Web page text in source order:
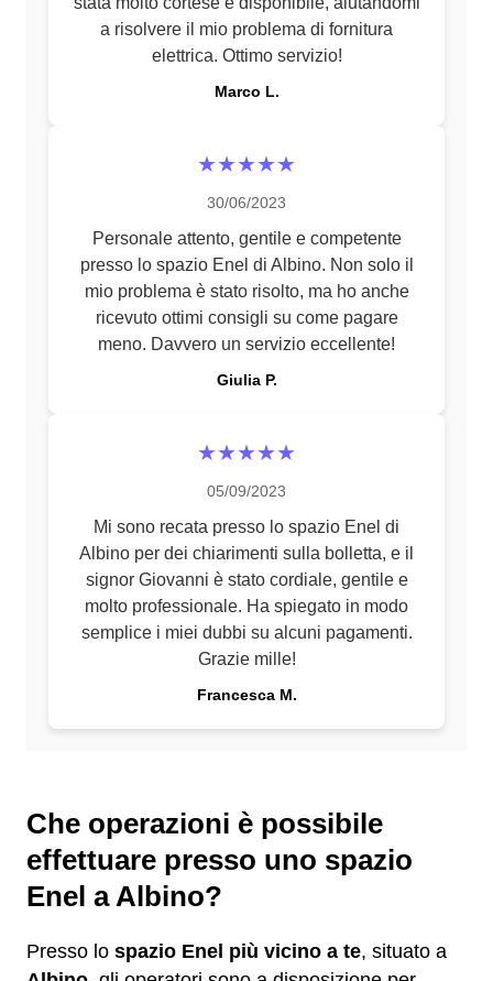
a risolvere il mio problema di fornitura
elettrica. Ottimo servizio!
Marco L.
★★★★★
30/06/2023
Personale attento, gentile e competente
presso lo spazio Enel di Albino. Non solo il
mio problema è stato risolto, ma ho anche
ricevuto ottimi consigli su come pagare
meno. Davvero un servizio eccellente!
Giulia P.
★★★★★
05/09/2023
Mi sono recata presso lo spazio Enel di
Albino per dei chiarimenti sulla bolletta, e il
signor Giovanni è stato cordiale, gentile e
molto professionale. Ha spiegato in modo
semplice i miei dubbi su alcuni pagamenti.
Grazie mille!
Francesca M.
Che operazioni è possibile
effettuare presso uno spazio
Enel a Albino?
Presso lo spazio Enel più vicino a te, situato a